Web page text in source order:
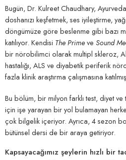
Bugün, Dr. Kulreet Chaudhary,
doshanızı keşfetmek, ses iyileştirme,
döngümüze göre beslenme gibi bazı
katılıyor. Kendisi The Primeve Sound
bir nörobilimci olarak multipl skleroz,
hastalığı, ALS ve diyabetik periferik
fazla klinik araştırma çalışmasına
Bu bölüm, bir milyon farklı test, diyet
için işe yarayan bir yol bulamayan
çok bilgelik içeriyor. Ayrıca, 4 sezon
bütünsel dersi de bir araya getiriyor.
Kapsayacağımız şeylerin hızlı bir